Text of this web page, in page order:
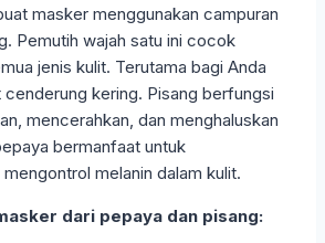
masker menggunakan campuran
Pemutih wajah satu ini cocok
jenis kulit. Terutama bagi Anda
cenderung kering. Pisang berfungsi
mencerahkan, dan menghaluskan
bermanfaat untuk
melanin dalam kulit.
dari pepaya dan pisang: